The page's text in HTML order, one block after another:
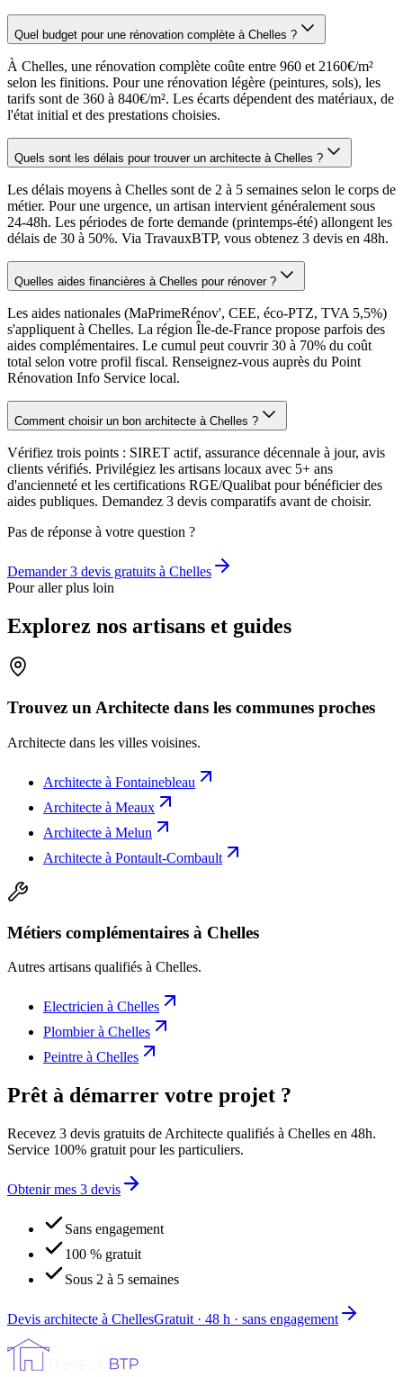
Quel budget pour une rénovation complète à Chelles ?
À Chelles, une rénovation complète coûte entre 960 et 2160€/m²
selon les finitions. Pour une rénovation légère (peintures, sols), les
tarifs sont de 360 à 840€/m². Les écarts dépendent des matériaux, de
l'état initial et des prestations choisies.
Quels sont les délais pour trouver un architecte à Chelles ?
Les délais moyens à Chelles sont de 2 à 5 semaines selon le corps de
métier. Pour une urgence, un artisan intervient généralement sous
24-48h. Les périodes de forte demande (printemps-été) allongent les
délais de 30 à 50%. Via TravauxBTP, vous obtenez 3 devis en 48h.
Quelles aides financières à Chelles pour rénover ?
Les aides nationales (MaPrimeRénov', CEE, éco-PTZ, TVA 5,5%)
s'appliquent à Chelles. La région Île-de-France propose parfois des
aides complémentaires. Le cumul peut couvrir 30 à 70% du coût
total selon votre profil fiscal. Renseignez-vous auprès du Point
Rénovation Info Service local.
Comment choisir un bon architecte à Chelles ?
Vérifiez trois points : SIRET actif, assurance décennale à jour, avis
clients vérifiés. Privilégiez les artisans locaux avec 5+ ans
d'ancienneté et les certifications RGE/Qualibat pour bénéficier des
aides publiques. Demandez 3 devis comparatifs avant de choisir.
Pas de réponse à votre question ?
Demander 3 devis gratuits à Chelles
Pour aller plus loin
Explorez nos artisans et guides
Trouvez un Architecte dans les communes proches
Architecte dans les villes voisines.
Architecte à Fontainebleau
Architecte à Meaux
Architecte à Melun
Architecte à Pontault-Combault
Métiers complémentaires à Chelles
Autres artisans qualifiés à Chelles.
Electricien à Chelles
Plombierà Chelles
Peintre à Chelles
Prêt à démarrer votre projet ?
Recevez 3 devis gratuits de Architecte qualifiés à Chelles en 48h.
Service 100% gratuit pour les particuliers.
Obtenir mes 3 devis
Sans engagement
100 % gratuit
Sous 2 à 5 semaines
Devis architecte à ChellesGratuit · 48 h · sans engagement